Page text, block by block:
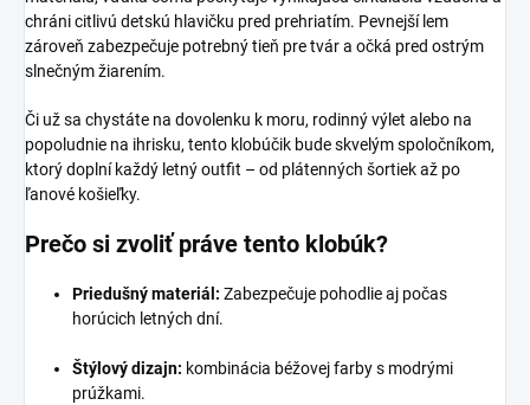
chráni citlivú detskú hlavičku pred prehriatím. Pevnejší lem
zároveň zabezpečuje potrebný tieň pre tvár a očká pred ostrým
slnečným žiarením.
Či už sa chystáte na dovolenku k moru, rodinný výlet alebo na
popoludnie na ihrisku, tento klobúčik bude skvelým spoločníkom,
ktorý doplní každý letný outfit – od plátenných šortiek až po
ľanové košieľky.
Prečo si zvoliť práve tento klobúk?
Priedušný materiál: Zabezpečuje pohodlie aj počas
horúcich letných dní.
Štýlový dizajn: kombinácia béžovej farby s modrými
prúžkami.